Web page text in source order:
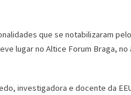
que se notabilizaram
lugar no Altice Forum Braga,
investigadora e docente da